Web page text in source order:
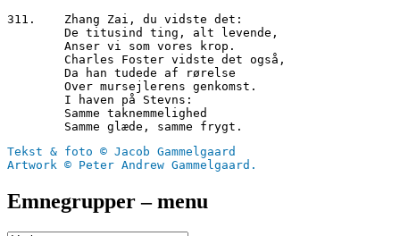
311.	Zhang Zai, du vidste det:
        De titusind ting, alt levende,
        Anser vi som vores krop.
        Charles Foster vidste det også,
        Da han tudede af rørelse
        Over mursejlerens genkomst.
        I haven på Stevns:
        Samme taknemmelighed
        Samme glæde, samme frygt.
Tekst & foto © Jacob Gammelgaard
Artwork © Peter Andrew Gammelgaard.
Emnegrupper – menu